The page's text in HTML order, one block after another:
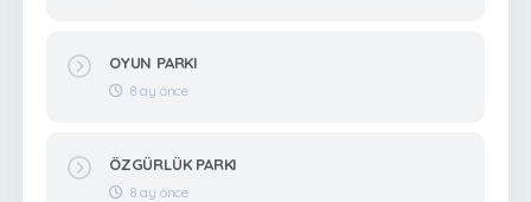
OYUN PARKI
8 ay önce
ÖZGÜRLÜK PARKI
8 ay önce